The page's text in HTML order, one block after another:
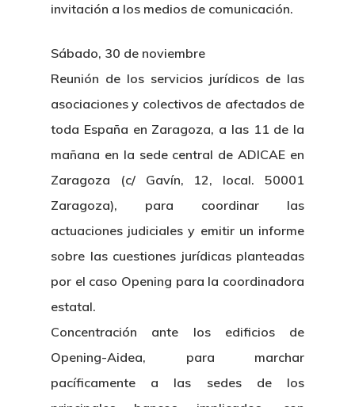
invitación a los medios de comunicación.
Sábado, 30 de noviembre
Reunión de los servicios jurídicos de las
asociaciones y colectivos de afectados de
toda España en Zaragoza, a las 11 de la
mañana en la sede central de ADICAE en
Zaragoza (c/ Gavín, 12, local. 50001
Zaragoza), para coordinar las
actuaciones judiciales y emitir un informe
sobre las cuestiones jurídicas planteadas
por el caso Opening para la coordinadora
estatal.
Concentración ante los edificios de
Opening-Aidea, para marchar
pacíficamente a las sedes de los